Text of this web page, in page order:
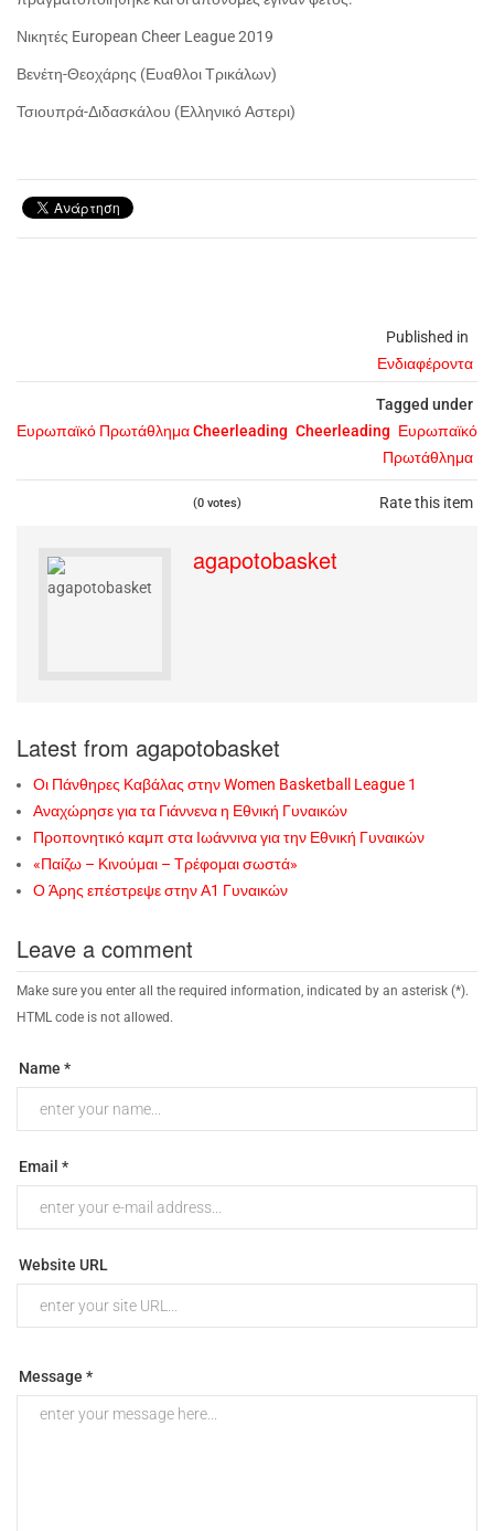
Published in
Ενδιαφέροντα
Tagged under
Ευρωπαϊκό Πρωτάθλημα Cheerleading Cheerleading Ευρωπαϊκό
Πρωτάθλημα
Rate this item
(0 votes)
Νικητές European Cheer League2019
Βενέτη-Θεοχάρης (Ευαθλοι Τρικάλων)
Τσιουπρά-Διδασκάλου (Ελληνικό Αστερι)
agapotobasket
Latest from agapotobasket
Οι Πάνθηρες Καβάλας στην Women Basketball League 1
Αναχώρησε για τα Γιάννενα η Εθνική Γυναικών
Προπονητικό καμπ στα Ιωάννινα για την Εθνική Γυναικών
«Παίζω – Κινούμαι – Τρέφομαι σωστά»
Ο Άρης επέστρεψε στην Α1 Γυναικών
Leave a comment
Make sure you enter all the required information, indicated by an asterisk (*).
HTML code is not allowed.
Name *
Email *
Website URL
Message *